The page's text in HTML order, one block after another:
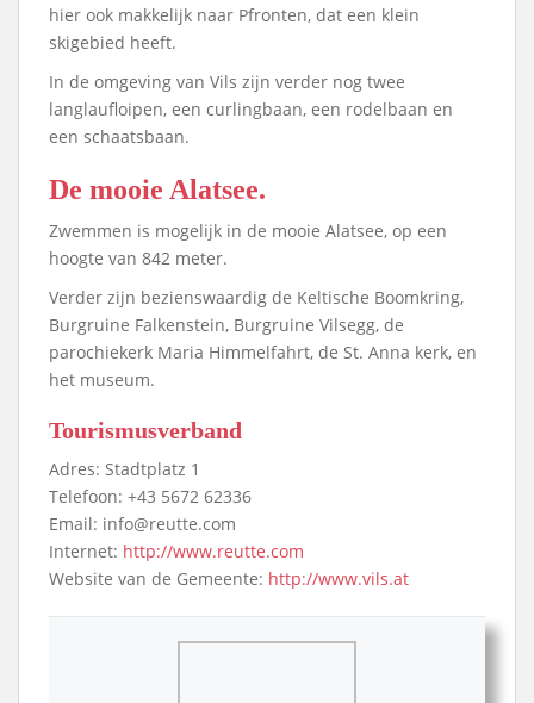
hier ook makkelijk naar Pfronten, dat een klein
skigebied heeft.
In de omgeving van Vils zijn verder nog twee
langlaufloipen, een curlingbaan, een rodelbaan en
een schaatsbaan.
De mooie Alatsee.
Zwemmen is mogelijk in de mooie Alatsee, op een
hoogte van 842 meter.
Verder zijn bezienswaardig de Keltische Boomkring,
Burgruine Falkenstein, Burgruine Vilsegg, de
parochiekerk Maria Himmelfahrt, de St. Anna kerk, en
het museum.
Tourismusverband
Adres: Stadtplatz 1
Telefoon: +43 5672 62336
Email: info@reutte.com
Internet: http://www.reutte.com
Website van de Gemeente: http://www.vils.at